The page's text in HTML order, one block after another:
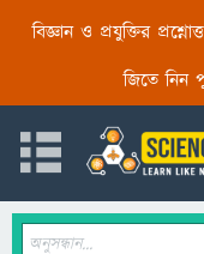
বিজ্ঞান ও প্রযুক্তির
জিতে নিন